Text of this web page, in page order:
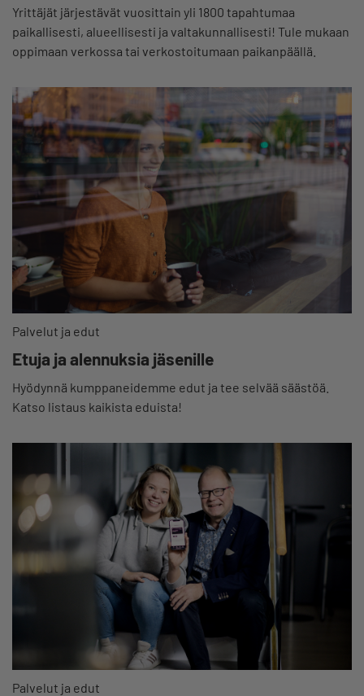
Yrittäjät järjestävät vuosittain yli 1800 tapahtumaa
paikallisesti, alueellisesti ja valtakunnallisesti! Tule mukaan
oppimaan verkossa tai verkostoitumaan paikanpäällä.
Palvelut ja edut
Etuja ja alennuksia jäsenille
Hyödynnä kumppaneidemme edut ja tee selvää säästöä.
Katso listaus kaikista eduista!
Palvelut ja edut